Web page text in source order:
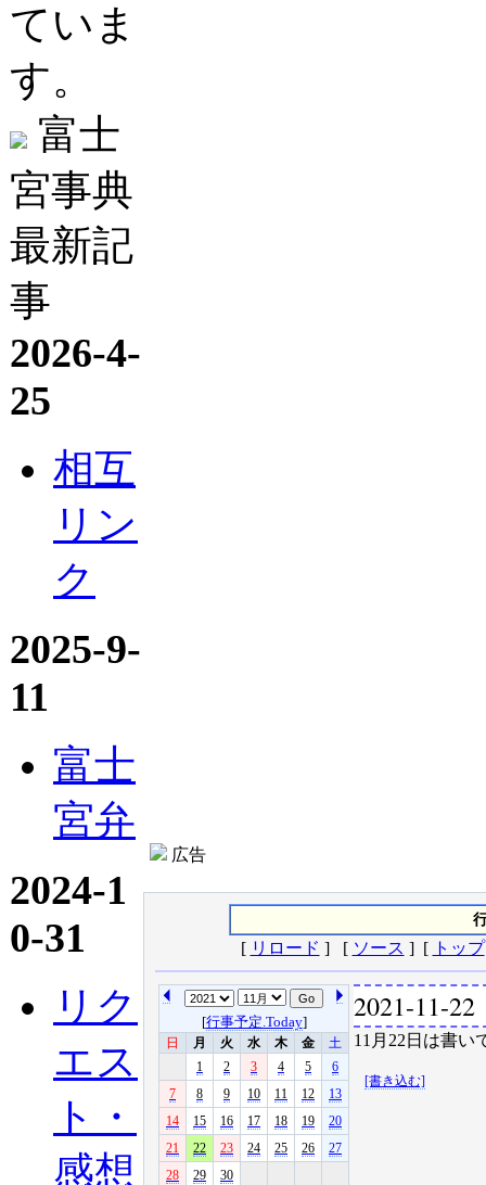
ていま
す。
富士
宮事典
最新記
事
2026-4-
25
相互
リン
ク
2025-9-
11
富士
宮弁
2024-1
0-31
リク
エス
ト・
感想
広告
[ リロード ] [ ソース ] [ トップ
[行事予定.Today]
日 月 火 水 木 金
土
1
2 3 4 5
6
7
8 9 10 11 12
13
14
15 16 17 18 19
20
21
22 23 24 25 26
27
28
29 30
2021-11-22
11月22日は書い
[書き込む]